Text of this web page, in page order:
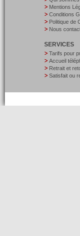
Mentions
Conditions
Politique de
Nous
SERVICES
Tarifs pour
Accueil
Retrait et
Satisfait ou